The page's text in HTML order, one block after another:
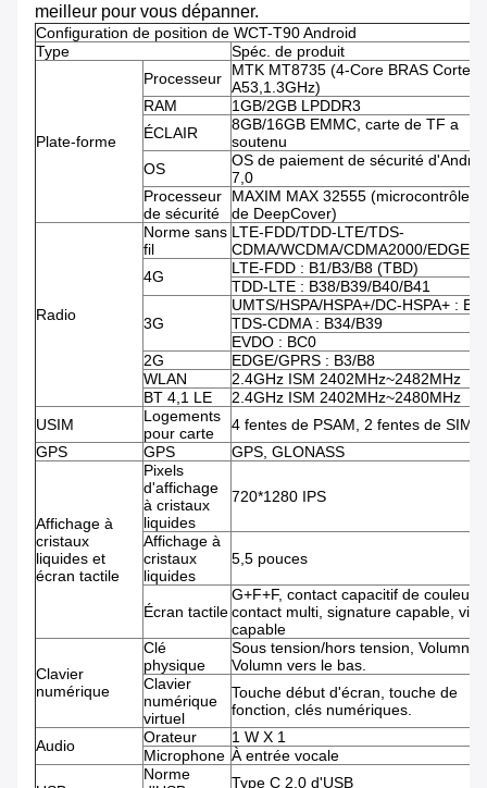
meilleur pour vous dépanner.
Configuration de position de WCT-T90 Android
Type
Spéc. de produit
Plate-forme
Processeur
MTK MT8735 (4-Core BRAS Cortex-
A53,1.3GHz)
RAM
1GB/2GB LPDDR3
ÉCLAIR
8GB/16GB EMMC, carte de TF a
soutenu
OS
OS de paiement de sécurité
7,0
Processeur
de sécurité
MAXIM MAX 32555
de DeepCover)
Radio
Norme sans
fil
LTE-FDD/TDD-LTE/TDS-
CDMA/WCDMA/CDMA2000/EDGE/
4G
LTE-FDD : B1/B3/B8 (TBD)
TDD-LTE : B38/B39/B40/B41
3G
UMTS/HSPA/HSPA+/DC-HSPA+ :
TDS-CDMA : B34/B39
EVDO : BC0
2G
EDGE/GPRS : B3/B8
WLAN
2.4GHz ISM 2402MHz~2482MHz
BT 4,1 LE
2.4GHz ISM 2402MHz~2480MHz
USIM
Logements
pour carte
4 fentes de PSAM, 2 fentes de SIM
GPS
GPS GPS, GLONASS
Affichage à
cristaux
liquides et
écran tactile
Pixels
d'affichage
à cristaux
liquides
720*1280 IPS
Affichage à
cristaux
liquides
5,5 pouces
Écran tactile
G+F+F, contact capacitif de couleur,
contact multi, signature capable,
capable
Clavier
numérique
Clé
physique
Sous tension/hors tension, Volumn,
Volumn vers le bas.
Clavier
numérique
virtuel
Touche début d'écran, touche de
fonction, clés numériques.
Audio Orateur
1 W X 1
Microphone À entrée vocale
Norme
Type C 2,0 d'USB